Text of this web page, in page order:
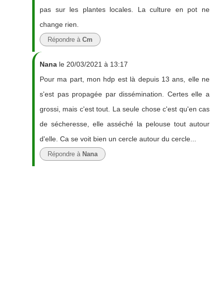
pas sur les plantes locales. La culture en pot ne
change rien.
Répondre à Cm
Nana le 20/03/2021 à 13:17
Pour ma part, mon hdp est là depuis 13 ans, elle ne
s'est pas propagée par dissémination. Certes elle a
grossi, mais c'est tout. La seule chose c'est qu'en cas
de sécheresse, elle asséché la pelouse tout autour
d'elle. Ca se voit bien un cercle autour du cercle...
Répondre à Nana